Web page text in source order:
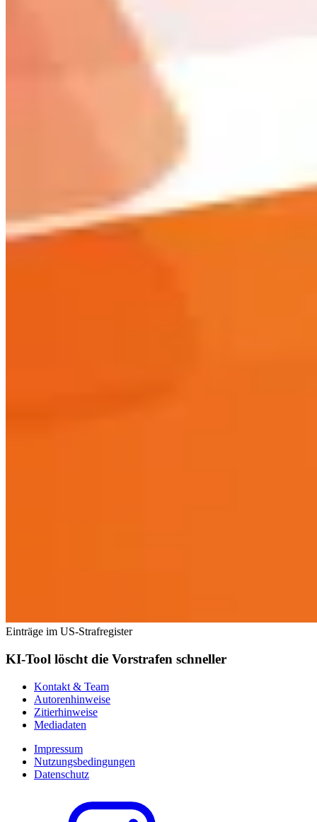
Einträge im US-Strafregister
KI-Tool löscht die Vorstrafen schneller
Kontakt & Team
Autorenhinweise
Zitierhinweise
Mediadaten
Impressum
Nutzungsbedingungen
Datenschutz